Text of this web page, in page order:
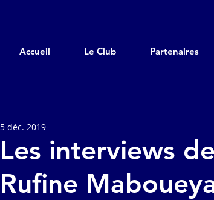
Accueil Le Club Partenaires
Les interviews
Rufine
5 déc. 2019